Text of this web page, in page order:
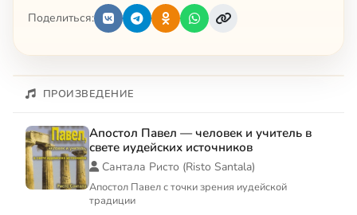
Поделиться:
ПРОИЗВЕДЕНИЕ
Апостол Павел — человек и учитель в
свете иудейских источников
Сантала Ристо (Risto Santala)
Апостол Павел с точки зрения иудейской
традиции